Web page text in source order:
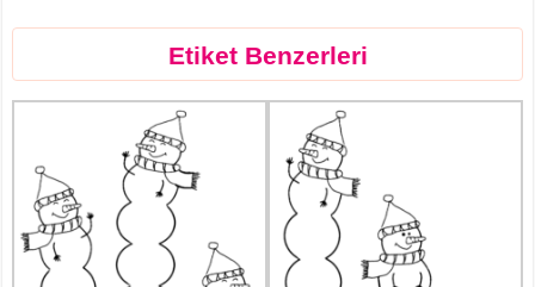
Etiket Benzerleri